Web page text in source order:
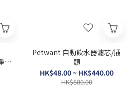
味
Petwant 自動飲水器濾芯/插
頭
HK$48.00 ~ HK$440.00
HK$880.00